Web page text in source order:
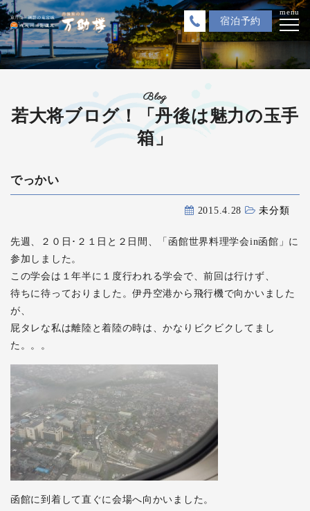
宿泊予約
menu
Blog
若大将ブログ！「丹後は魅力の玉手
箱」
でっかい
2015.4.28 未分類
先週、２０日･２１日と２日間、「函館世界料理学会in函館」に
参加しました。
この学会は１年半に１度行われる学会で、前回は行けず、
待ちに待っておりました。伊丹空港から飛行機で向かいました
が、
屁タレな私は離陸と着陸の時は、かなりビクビクしてまし
た。。。
函館に到着して直ぐに会場へ向かいました。